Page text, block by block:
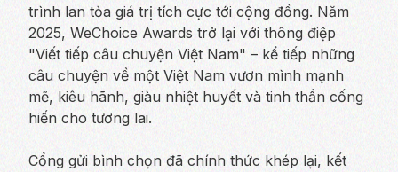
trình lan tỏa giá trị tích cực tới cộng đồng. Năm
2025, WeChoice Awards trở lại với thông điệp
"Viết tiếp câu chuyện Việt Nam" – kể tiếp những
câu chuyện về một Việt Nam vươn mình mạnh
mẽ, kiêu hãnh, giàu nhiệt huyết và tinh thần cống
hiến cho tương lai.
Cổng gửi bình chọn đã chính thức khép lại, kết